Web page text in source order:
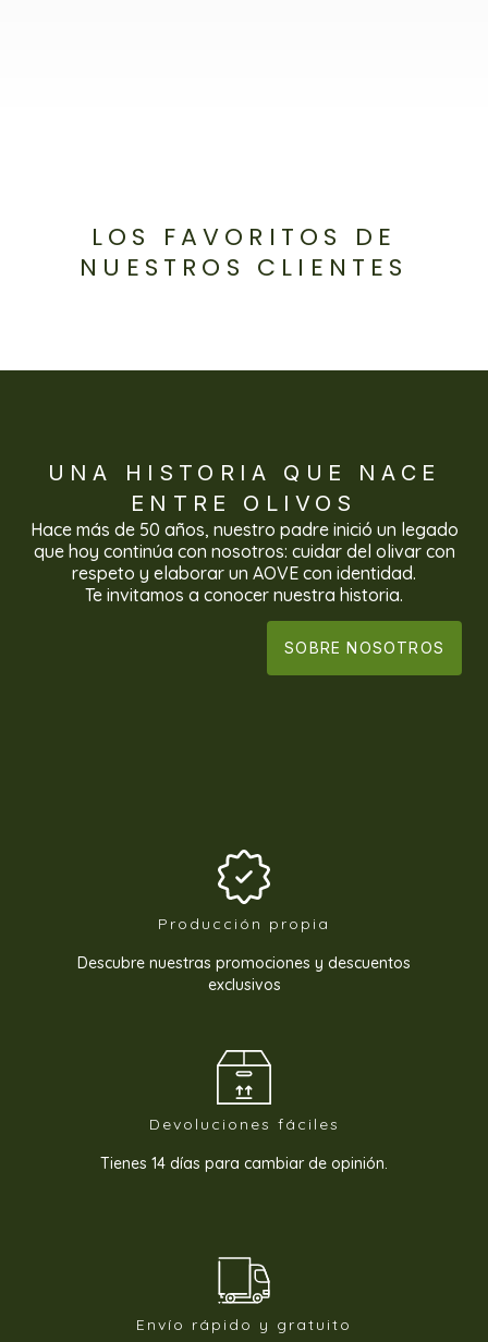
LOS FAVORITOS DE
NUESTROS CLIENTES
UNA HISTORIA QUE NACE
ENTRE OLIVOS
Hace más de 50 años, nuestro padre inició un legado
que hoy continúa con nosotros: cuidar del olivar con
respeto y elaborar un AOVE con identidad.
Te invitamos a conocer nuestra historia.
SOBRE NOSOTROS
Producción propia
Descubre nuestras promociones y descuentos
exclusivos
Devoluciones fáciles
Tienes 14 días para cambiar de opinión.
Envío rápido y gratuito